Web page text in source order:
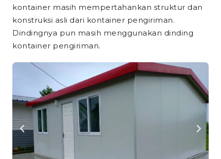
kontainer masih mempertahankan struktur dan
konstruksi asli dari kontainer pengiriman.
Dindingnya pun masih menggunakan dinding
kontainer pengiriman.